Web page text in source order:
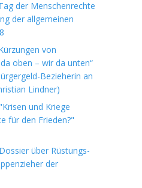
der Menschenrechte
der allgemeinen
von
oben – wir da unten“
Bezieherin an
Lindner)
und Kriege
für den Frieden?"
über Rüstungs-
der